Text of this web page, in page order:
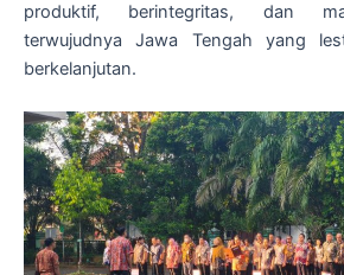
produktif, berintegritas, dan
terwujudnya Jawa Tengah yang
berkelanjutan.